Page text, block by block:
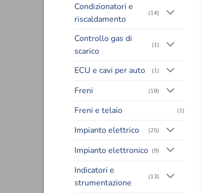
Condizionatori e
riscaldamento
(14)
Controllo gas di
scarico
(1)
ECU e cavi per auto (1)
Freni (18)
Freni e telaio (1)
Impianto elettrico (25)
Impianto elettronico (9)
Indicatori e
strumentazione
(13)
Aggiungi
alla lista
-36%